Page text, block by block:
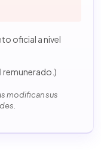
oficial a nivel
remunerado.)
modifican sus